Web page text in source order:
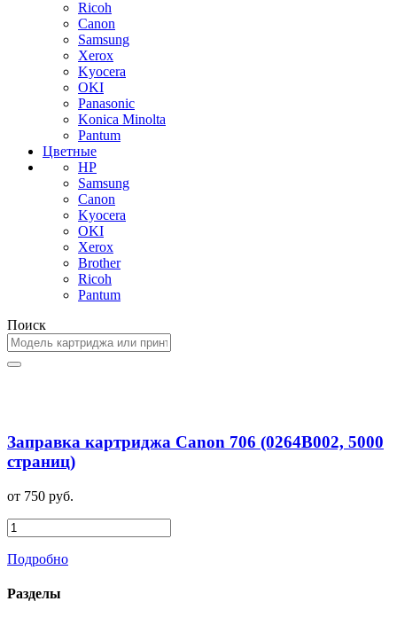
Ricoh
Canon
Samsung
Xerox
Kyocera
OKI
Panasonic
Konica Minolta
Pantum
Цветные
HP
Samsung
Canon
Kyocera
OKI
Xerox
Brother
Ricoh
Pantum
Поиск
Заправка картриджа Canon 706 (0264B002, 5000
страниц)
от 750 руб.
Подробно
Разделы